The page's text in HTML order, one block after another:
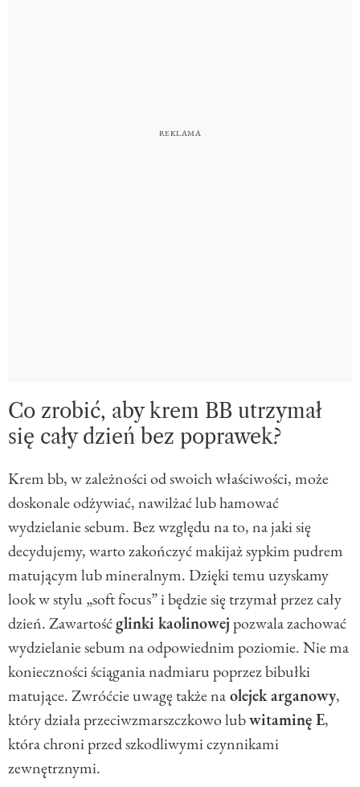
Co zrobić, aby krem BB utrzymał
się cały dzień bez poprawek?
Krem bb, w zależności od swoich właściwości, może
doskonale odżywiać, nawilżać lub hamować
wydzielanie sebum. Bez względu na to, na jaki się
decydujemy, warto zakończyć makijaż sypkim pudrem
matującym lub mineralnym. Dzięki temu uzyskamy
look w stylu „soft focus” i będzie się trzymał przez cały
dzień. Zawartośćglinki kaolinowejpozwala zachować
wydzielanie sebum na odpowiednim poziomie. Nie ma
konieczności ściągania nadmiaru poprzez bibułki
matujące. Zwróćcie uwagę także naolejek arganowy,
który działa przeciwzmarszczkowo lubwitaminę E,
która chroni przed szkodliwymi czynnikami
zewnętrznymi.